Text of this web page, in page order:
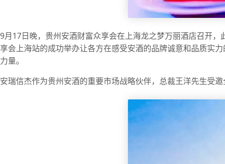
9月17日晚，贵州安酒财富众享会在上海龙之梦万丽酒店召开
享会上海站的成功举办让各方在感受安酒的品牌诚意和品质实
力量。
安瑞信杰作为贵州安酒的重要市场战略伙伴，总裁王洋先生受